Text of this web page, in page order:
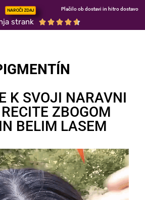
NAROČI ZDAJ Plačilo ob dostavi in hitro dostavo
strank     
K SVOJI NARAVNI
ZBOGOM
BELIM LASEM